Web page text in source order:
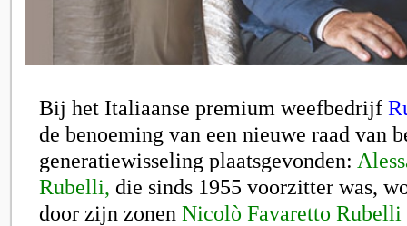
Bij het Italiaanse premium weefbedrijf
de benoeming van een nieuwe raad van
generatiewisseling plaatsgevonden:
Rubelli, die sinds 1955 voorzitter was,
door zijn zonen Nicolò Favaretto Rubelli